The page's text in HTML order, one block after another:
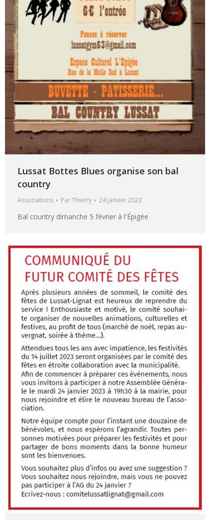
Lussat Bottes Blues organise son bal
country
Associations ParThierry 24 janvier 2023
Bal country dimanche 5 février à l'Épigée